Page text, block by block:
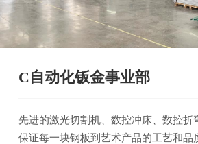
C自动化钣金事业部
先进的激光切割机、数控冲床、数控折
保证每一块钢板到艺术产品的工艺和品